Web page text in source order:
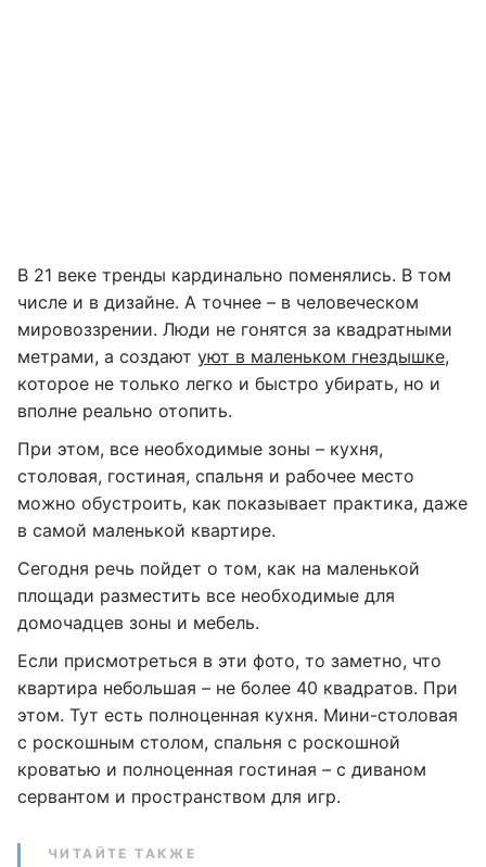
В 21 веке тренды кардинально поменялись. В том
числе и в дизайне. А точнее – в человеческом
мировоззрении. Люди не гонятся за квадратными
метрами, а создают уют в маленьком гнездышке,
которое не только легко и быстро убирать, но и
вполне реально отопить.
При этом, все необходимые зоны – кухня,
столовая, гостиная, спальня и рабочее место
можно обустроить, как показывает практика, даже
в самой маленькой квартире.
Сегодня речь пойдет о том, как на маленькой
площади разместить все необходимые для
домочадцев зоны и мебель.
Если присмотреться в эти фото, то заметно, что
квартира небольшая – не более 40 квадратов. При
этом. Тут есть полноценная кухня. Мини-столовая
с роскошным столом, спальня с роскошной
кроватью и полноценная гостиная – с диваном
сервантом и пространством для игр.
ЧИТАЙТЕ ТАКЖЕ